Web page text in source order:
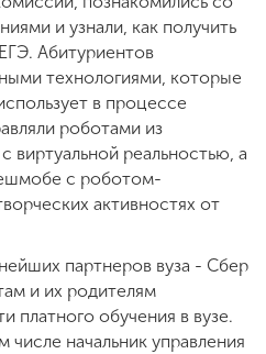
и узнали, как получить
Абитуриентов
технологиями, которые
в процессе
роботами из
виртуальной реальностью, а
с роботом-
активностях от
партнеров вуза - Сбер
и их родителям
платного обучения в вузе.
начальник управления